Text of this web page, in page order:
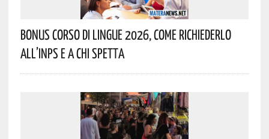
Bonus Corso Di Lingue 2026, Come Richiederlo
All’INPS E A Chi Spetta